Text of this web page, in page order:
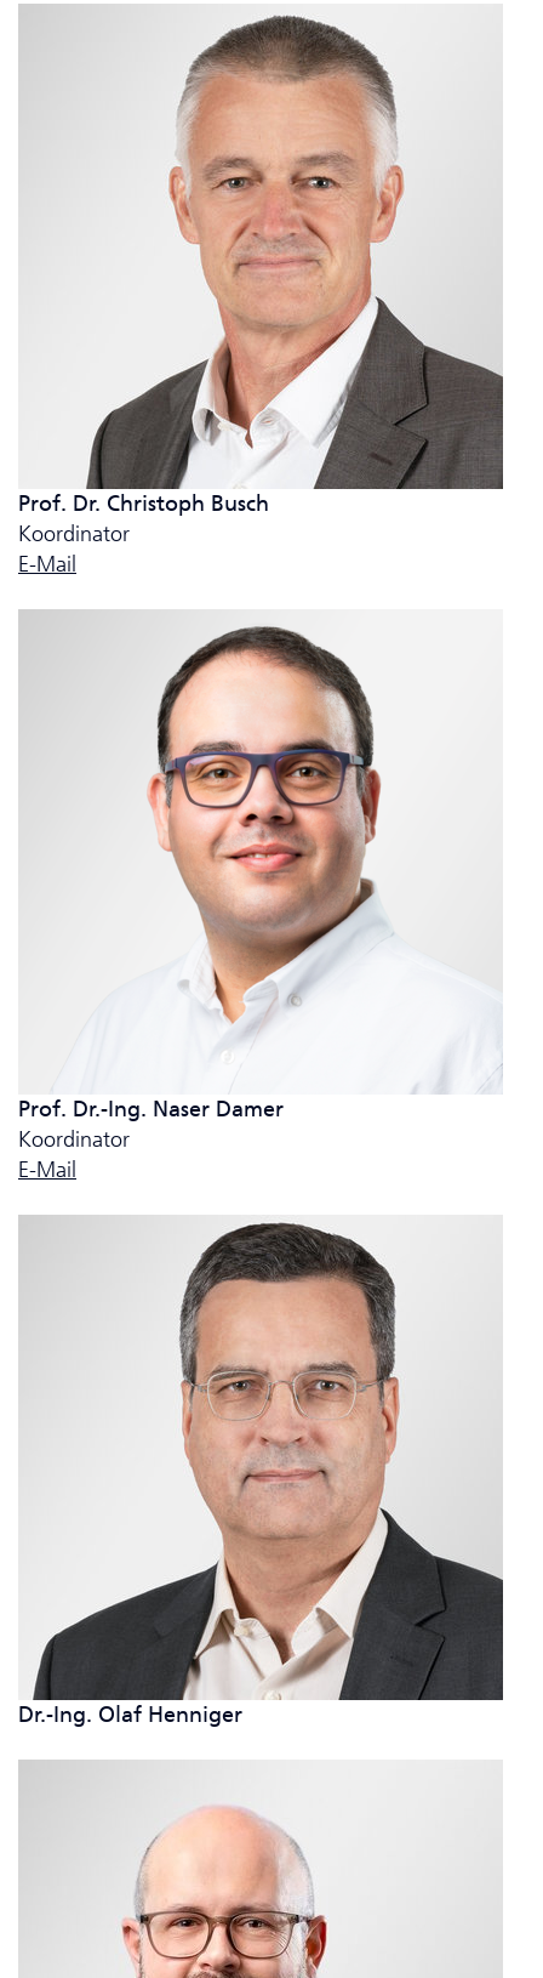
Prof. Dr. Christoph Busch
Koordinator
E-Mail
Prof. Dr.-Ing. Naser Damer
Koordinator
E-Mail
Dr.-Ing. Olaf Henniger